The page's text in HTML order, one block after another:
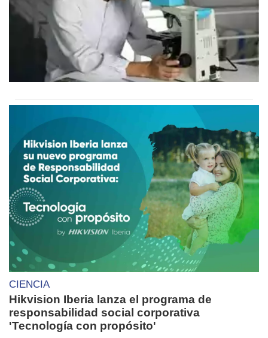
CIENCIA
Hikvision Iberia lanza el programa de
responsabilidad social corporativa
'Tecnología con propósito'